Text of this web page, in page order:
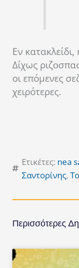
Εν
Δίχως
οι επόμενες
χειρότερες.
Ετικέτες: nea
Σαντορίνης,
Περισσότερες